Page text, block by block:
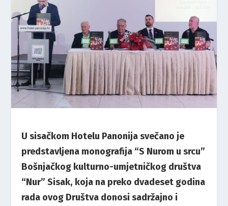
U sisačkom Hotelu Panonija svečano je
predstavljena monografija “S Nurom u srcu”
Bošnjačkog kulturno-umjetničkog društva
“Nur” Sisak, koja na preko dvadeset godina
rada ovog Društva donosi sadržajno i